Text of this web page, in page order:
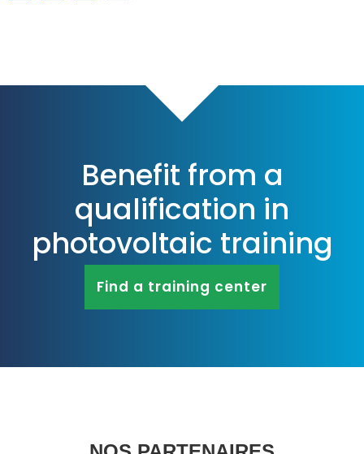
Benefit from a
qualification in
photovoltaic training
Find a training center
Posez-moi des questions